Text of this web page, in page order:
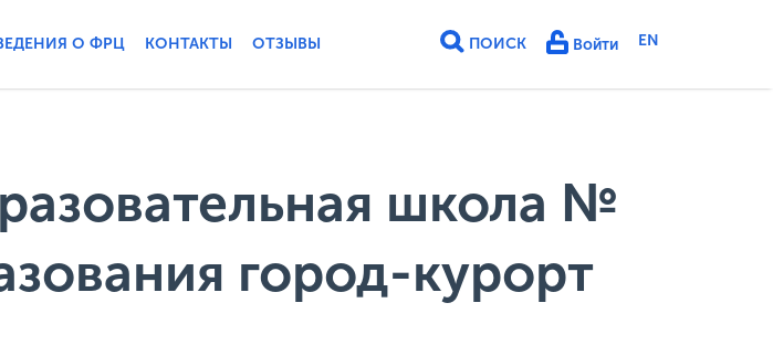
О ФРЦ КОНТАКТЫ ОТЗЫВЫ ПОИСК Войти EN
школа №
город-курорт